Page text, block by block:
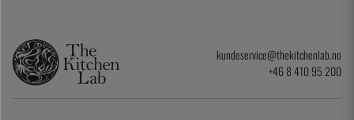
kundeservice@thekitchenlab.no
+46 8 410 95 200